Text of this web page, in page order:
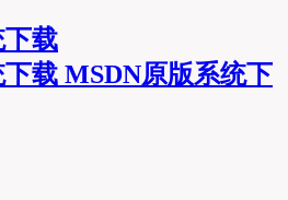
MSDN原版系统下